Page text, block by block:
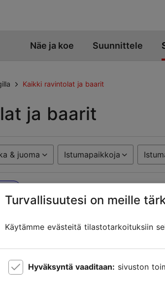
Näe ja koe Suunnittele
Kaikki ravintolat ja baarit
ja baarit
& juoma Istumapaikkoja
Turvallisuutesi on meille
Käytämme evästeitä tilastotarkoituksiin
Hyväksyntä vaaditaan: sivuston